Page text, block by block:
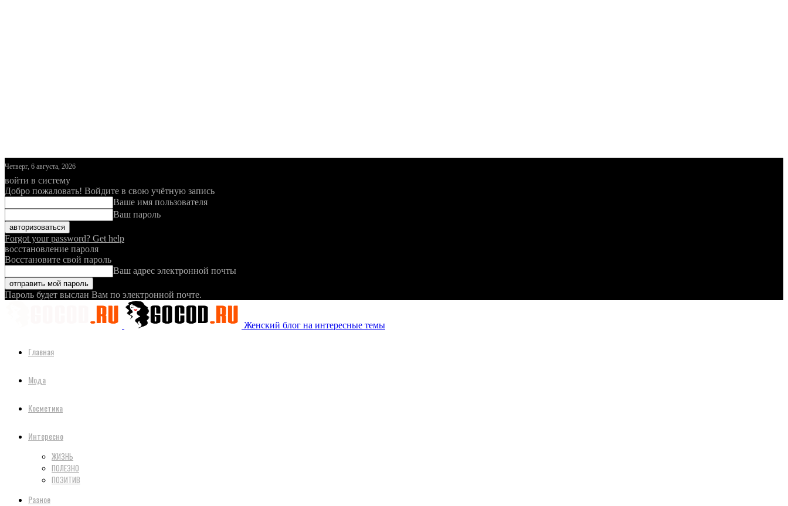
Четверг, 6 августа, 2026
войти в систему
Добро пожаловать! Войдите в свою учётную запись
Ваше имя пользователя
Ваш пароль
Forgot your password? Get help
восстановление пароля
Восстановите свой пароль
Ваш адрес электронной почты
Пароль будет выслан Вам по электронной почте.
Женский блог на интересные темы
Главная
Мода
Косметика
Интересно
ЖИЗНЬ
ПОЛЕЗНО
ПОЗИТИВ
Разное